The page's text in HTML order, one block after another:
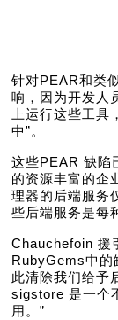
针对PEAR和类
响，因为开发人
上运行这些工具
中”。
这些PEAR 缺陷
的资源丰富的企
理器的后端服务
些后端服务是每
Chauchefoin 援
RubyGems中的
此清除我们给予
sigstore 是一个
用。”